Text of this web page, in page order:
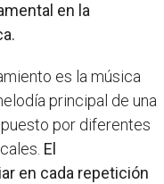
en la
es la música
principal de una
por diferentes
El
en cada repetición